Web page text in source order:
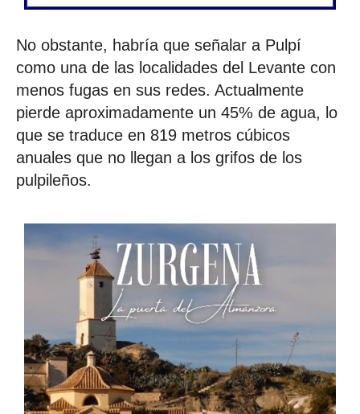
No obstante, habría que señalar a Pulpí
como una de las localidades del Levante con
menos fugas en sus redes. Actualmente
pierde aproximadamente un 45% de agua, lo
que se traduce en 819 metros cúbicos
anuales que no llegan a los grifos de los
pulpileños.